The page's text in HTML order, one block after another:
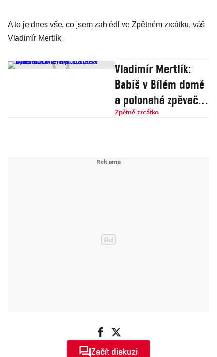
A to je dnes vše, co jsem zahlédl ve Zpětném zrcátku, váš
Vladimír Mertlík.
Vladimír Mertlík:
Babiš v Bílém domě
a polonahá zpěvačka
v Riu
Zpětné zrcátko
Začít diskuzi